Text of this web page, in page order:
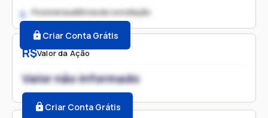
R$Valor da Ação
Valor não informado
Criar Conta Grátis
2. Possível audiência de conciliação
Criar Conta Grátis